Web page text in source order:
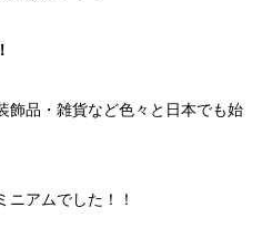
飾品・雑貨など色々と 日本でも始
ニアムでした！！